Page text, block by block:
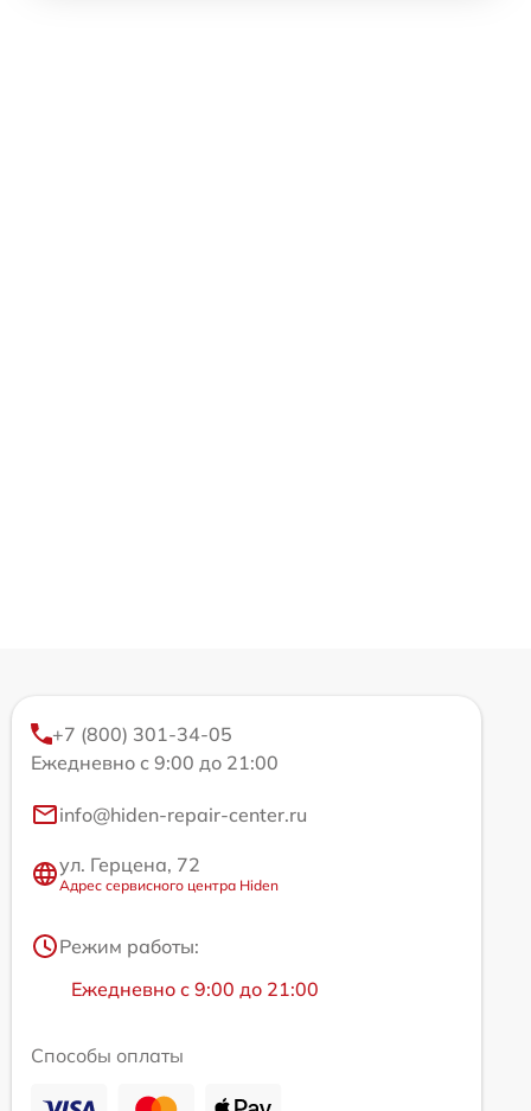
+7 (800) 301-34-05
Ежедневно с 9:00 до 21:00
info@hiden-repair-center.ru
ул. Герцена, 72
Адрес сервисного центра Hiden
Режим работы:
Ежедневно с 9:00 до 21:00
Способы оплаты